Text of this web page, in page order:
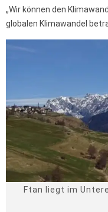
„Wir können den
globalen Klimawandel
Ftan liegt im